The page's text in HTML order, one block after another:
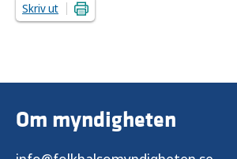
Skriv ut
Om myndigheten